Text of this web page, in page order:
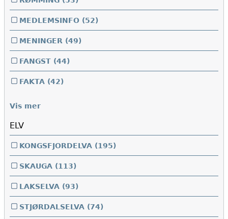
MEDLEMSINFO (52)
MENINGER (49)
FANGST (44)
FAKTA (42)
Vis mer
ELV
KONGSFJORDELVA (195)
SKAUGA (113)
LAKSELVA (93)
STJØRDALSELVA (74)